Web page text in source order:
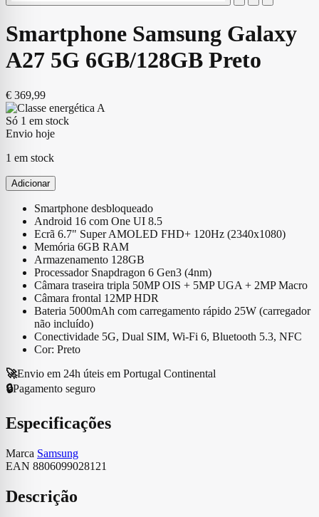
Smartphone Samsung Galaxy
A27 5G 6GB/128GB Preto
€ 369,99
Só 1 em stock
Envio hoje
1 em stock
Adicionar
Smartphone desbloqueado
Android 16 com One UI 8.5
Ecrã 6.7" Super AMOLED FHD+ 120Hz (2340x1080)
Memória 6GB RAM
Armazenamento 128GB
Processador Snapdragon 6 Gen3 (4nm)
Câmara traseira tripla 50MP OIS + 5MP UGA + 2MP Macro
Câmara frontal 12MP HDR
Bateria 5000mAh com carregamento rápido 25W (carregador
não incluído)
Conectividade 5G, Dual SIM, Wi-Fi 6, Bluetooth 5.3, NFC
Cor: Preto
🚀Envio em 24h úteis em Portugal Continental
🔒Pagamento seguro
Especificações
Marca Samsung
EAN 8806099028121
Descrição